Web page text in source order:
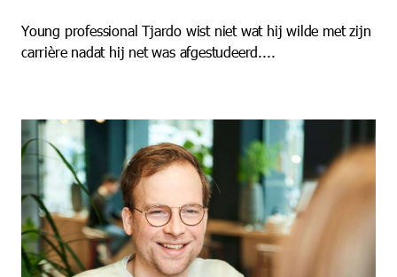
Young professional Tjardo wist niet wat hij wilde met zijn
carrière nadat hij net was afgestudeerd....